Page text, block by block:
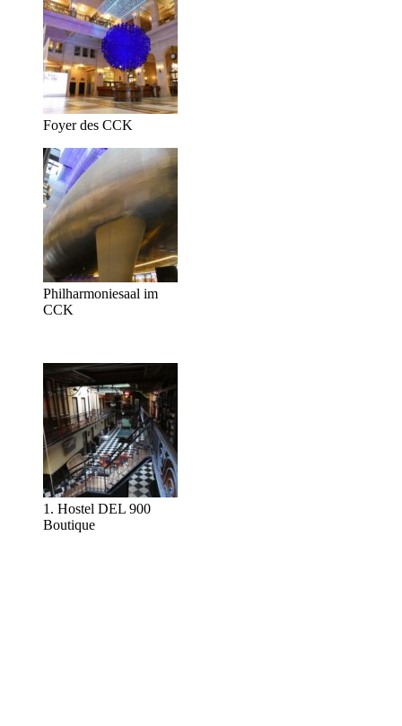
Foyer des CCK
Philharmoniesaal im
CCK
1. Hostel DEL 900
Boutique